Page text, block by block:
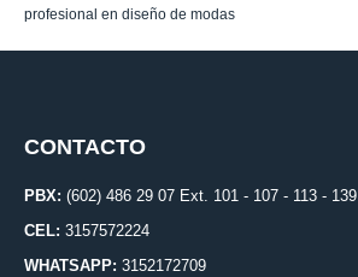
profesional en diseño de modas
CONTACTO
PBX: (602) 486 29 07 Ext. 101 - 107 - 113 - 139
CEL: 3157572224
WHATSAPP: 3152172709